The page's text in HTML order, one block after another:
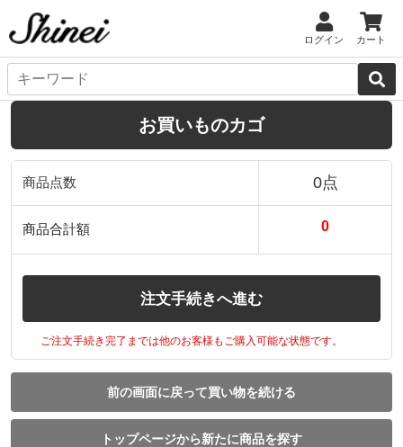
ログイン カート
お買いものカゴ
商品点数 0点
商品合計額 0
注文手続きへ進む
ご注文手続き完了までは他のお客様もご購入可能な状態です。
前の画面に戻って買い物を続ける
トップページから新たに商品を探す